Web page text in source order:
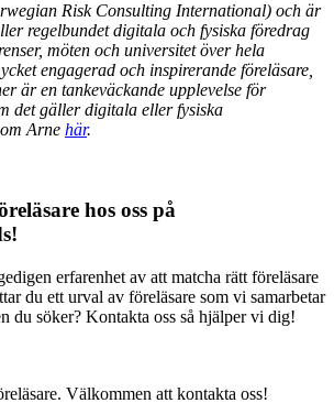
Risk Consulting International) och är
regelbundet digitala och fysiska föredrag
möten och universitet över hela
engagerad och inspirerande föreläsare,
är en tankeväckande upplevelse för
det gäller digitala eller fysiska
Arne här.
hos oss på
erfarenhet av att matcha rätt föreläsare
du ett urval av föreläsare som vi samarbetar
du söker? Kontakta oss så hjälper vi dig!
Välkommen att kontakta oss!